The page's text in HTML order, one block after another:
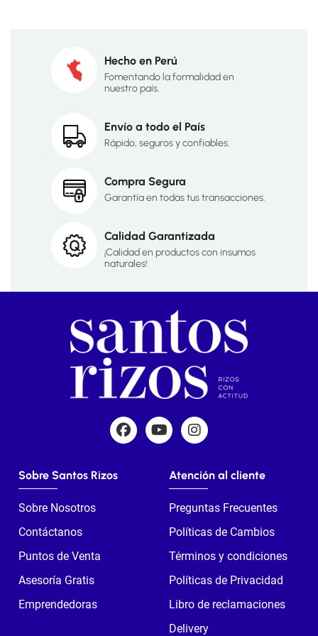
Hecho en Perú
Fomentando la formalidad en
nuestro país.
Envío a todo el País
Rápido, seguros y confiables.
Compra Segura
Garantía en todas tus transacciones.
Calidad Garantizada
¡Calidad en productos con insumos
naturales!
Sobre Santos Rizos
Sobre Nosotros
Contáctanos
Puntos de Venta
Asesoría Gratis
Emprendedoras
Atención al cliente
Preguntas Frecuentes
Políticas de Cambios
Términos y condiciones
Políticas de Privacidad
Libro de reclamaciones
Delivery